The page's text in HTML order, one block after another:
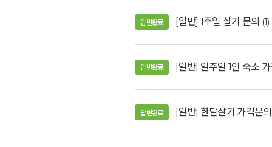
답변완료 [일반] 1주일 살기 문의 (1)
답변완료 [일반] 일주일 1인 숙소 가
답변완료 [일반] 한달살기 가격문의